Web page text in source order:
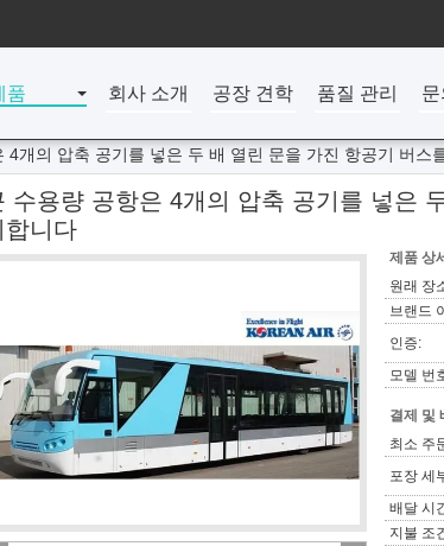
품 회사 소개 공장 견학 품질 관리 문
4개의 압축 공기를 넣은 두 배 열린 문을 가진 항공기 버스
수용량 공항은 4개의 압축 공기를 넣은
합니다
제품 상
원래 장
브랜드
인증:
모델 번
결제 및
최소 주
포장 세
배달 시
지불 조